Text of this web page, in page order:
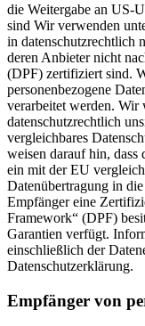
die Weitergabe an US-
sind Wir verwenden
in datenschutzrechtlich
deren Anbieter nicht
(DPF) zertifiziert sind.
personenbezogene
verarbeitet werden. Wir
datenschutzrechtlich
vergleichbares
weisen darauf hin, dass
ein mit der EU
Datenübertragung in
Empfänger eine
Framework“ (DPF)
Garantien verfügt.
einschließlich der
Datenschutzerklärung.
Empfänger von